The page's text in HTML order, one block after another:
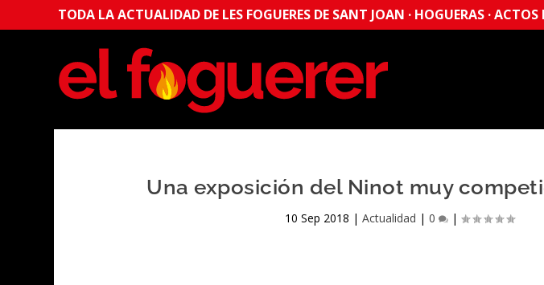
TODA LA ACTUALIDAD DE LES FOGUERES DE SANT JOAN · HOGUERAS · ACTOS
Una exposición del Ninot muy
10 Sep 2018 |Actualidad |0 |